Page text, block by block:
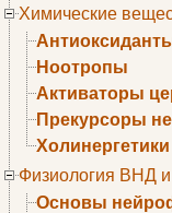
Химические
Ноотропы
Активаторы
Прекурсоры
Холинергетики
Физиология ВНД и
Основы